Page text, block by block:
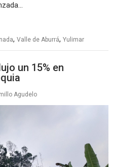
,Valle de Aburrá,Yulimar
un 15% en
Agudelo